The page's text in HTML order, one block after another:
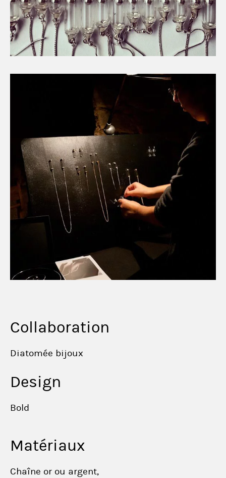
Collaboration
Diatomée bijoux
Design
Bold
Matériaux
Chaîne or ou argent,